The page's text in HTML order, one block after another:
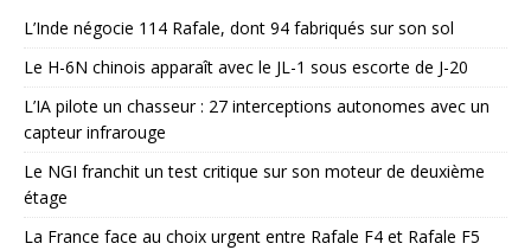
L’Inde négocie 114 Rafale, dont 94 fabriqués sur son sol
Le H-6N chinois apparaît avec le JL-1 sous escorte de J-20
L’IA pilote un chasseur : 27 interceptions autonomes avec un
capteur infrarouge
Le NGI franchit un test critique sur son moteur de deuxième
étage
La France face au choix urgent entre Rafale F4 et Rafale F5